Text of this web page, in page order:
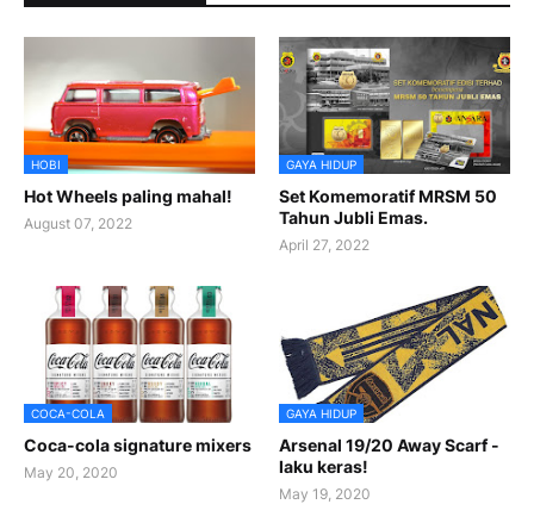
HOBI
Hot Wheels paling mahal!
August 07, 2022
GAYA HIDUP
Set Komemoratif MRSM 50
Tahun Jubli Emas.
April 27, 2022
COCA-COLA
Coca-cola signature mixers
May 20, 2020
GAYA HIDUP
Arsenal 19/20 Away Scarf -
laku keras!
May 19, 2020